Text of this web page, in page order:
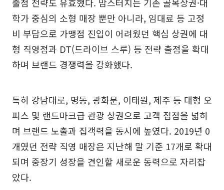
학가 중심의 소형 매장 뿐만 아니라, 임대료 등 고정
비 부담으로 가맹점 진입이 어려웠던 핵심 상권에 대
형 직영점과 DT(드라이브 스루) 등 전략 출점을 확대
하며 브랜드 경쟁력을 강화했다.
특히 강남대로, 명동, 광화문, 이태원, 제주 등 대형 오
피스 및 랜드마크급 관광 상권으로 고객 접점을 넓히
며 브랜드 노출과 집객력을 동시에 높였다. 2019년 0
개였던 전략 직영 매장은 지난해 말 기준 17개로 확대
되며 중장기 성장을 견인할 새로운 동력으로 자리잡
았다.